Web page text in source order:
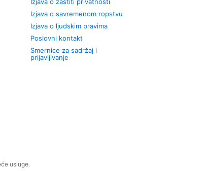
Izjava o savremenom ropstvu
Izjava o ljudskim pravima
Poslovni kontakt
Smernice za sadržaj i
prijavljivanje
usluge.